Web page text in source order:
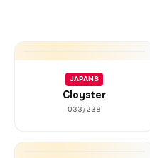
JAPANS
Cloyster
033/238